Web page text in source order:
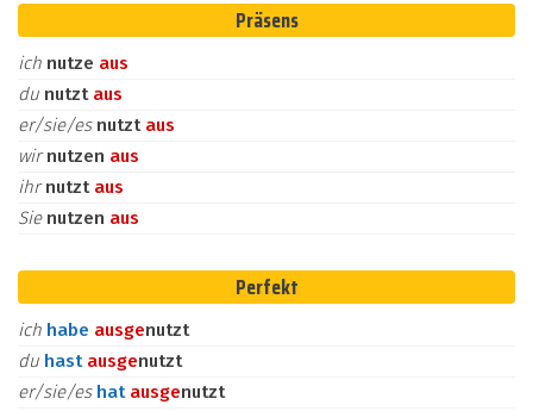
Präsens
ich nutze aus
du nutzt aus
er/sie/es nutzt aus
wirnutzen aus
ihrnutzt aus
Sie nutzen aus
Perfekt
ich habe ausgenutzt
du hast ausgenutzt
er/sie/es hat ausgenutzt